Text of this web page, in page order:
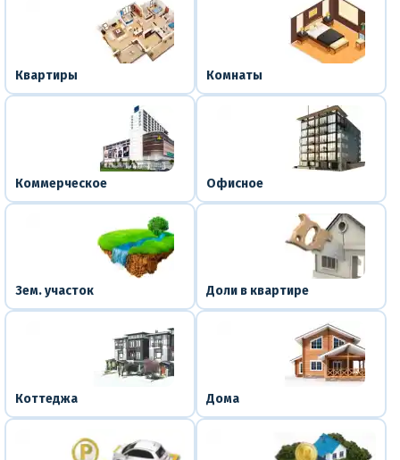
Квартиры Комнаты
Коммерческое Офисное
Зем. участок Доли в квартире
Коттеджа Дома